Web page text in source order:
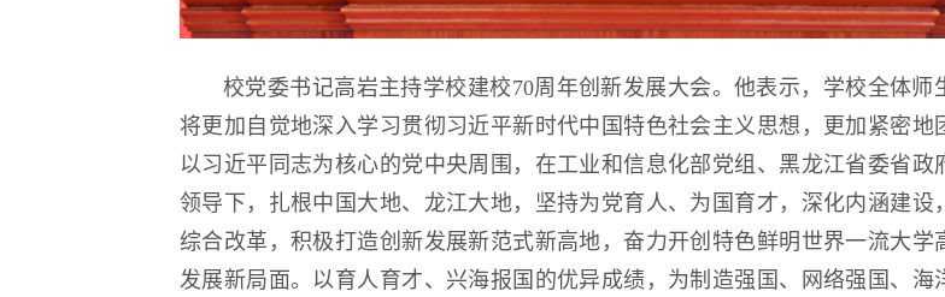
校党委书记高岩主持学校建校70周年创新发展大会。他表示，学校全体师
将更加自觉地深入学习贯彻习近平新时代中国特色社会主义思想，更加紧密地
以习近平同志为核心的党中央周围，在工业和信息化部党组、黑龙江省委省政
领导下，扎根中国大地、龙江大地，坚持为党育人、为国育才，深化内涵建设
综合改革，积极打造创新发展新范式新高地，奋力开创特色鲜明世界一流大学
发展新局面。以育人育才、兴海报国的优异成绩，为制造强国、网络强国、海